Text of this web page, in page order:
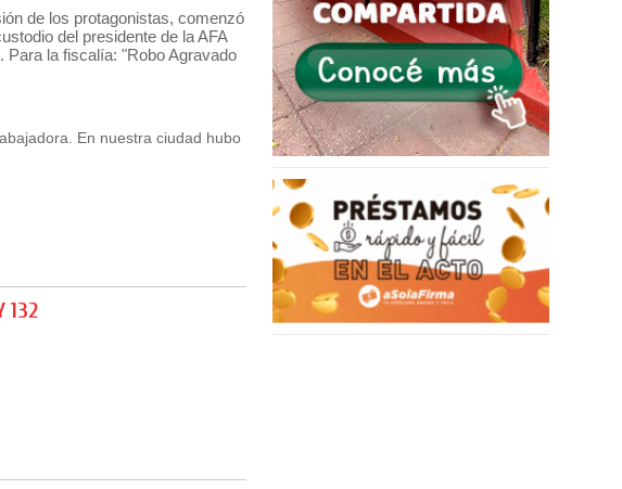
de los protagonistas, comenzó
del presidente de la AFA
Para la fiscalía: "Robo Agravado
En nuestra ciudad hubo
132